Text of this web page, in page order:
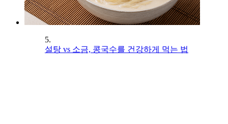
5.
설탕 vs 소금, 콩국수를 건강하게 먹는 법